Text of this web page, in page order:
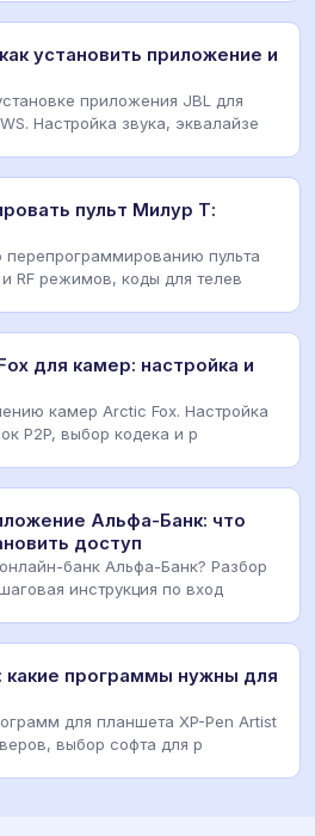
установить приложение и
приложения JBL для
Настройка звука, эквалайзе
пульт Милур Т:
перепрограммированию пульта
RF режимов, коды для телев
для камер: настройка и
камер Arctic Fox. Настройка
P2P, выбор кодека и р
Альфа-Банк: что
доступ
банк Альфа-Банк? Разбор
инструкция по вход
какие программы нужны для
для планшета XP-Pen Artist
выбор софта для р